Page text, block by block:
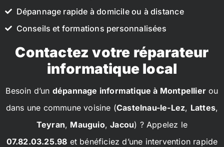
Dépannage rapide à domicile ou à distance
Conseils et formations personnalisées
Contactez votre réparateur
informatique local
Besoin d’un dépannage informatique à Montpellier ou
dans une commune voisine (Castelnau-le-Lez, Lattes,
Teyran, Mauguio,Jacou) ? Appelez le
07.82.03.25.98 et bénéficiez d’une intervention rapide